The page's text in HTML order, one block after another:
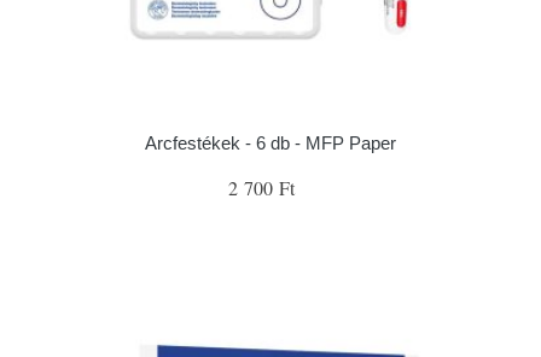
Arcfestékek - 6 db - MFP Paper
2 700 Ft